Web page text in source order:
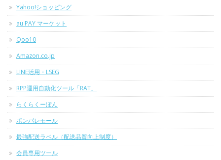
Yahoo!ショッピング
au PAY マーケット
Qoo10
Amazon.co.jp
LINE活用・LSEG
RPP運用自動化ツール「RAT」
らくらくーぽん
ポンパレモール
最強配送ラベル（配送品質向上制度）
会員専用ツール